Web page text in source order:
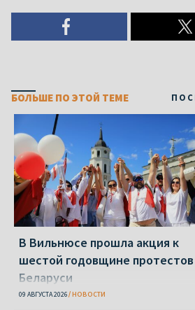
БОЛЬШЕ ПО ЭТОЙ ТЕМЕ
В Вильнюсе прошла акция к
шестой годовщине протестов
Беларуси
09 АВГУСТА 2026 НОВОСТИ